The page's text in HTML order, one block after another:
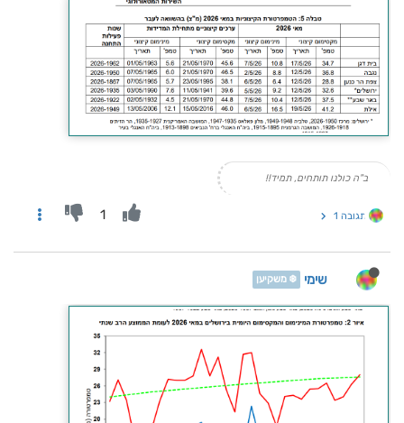
ב"ה כולנו תותחים, תמיד!!
תגובה 1 1
שימי ❄️ משקיען